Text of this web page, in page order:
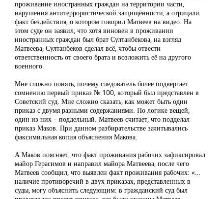
проживание иностранных граждан на территории части,
нарушения антитеррористической защищённости, а отрицали
факт бездействия, о котором говорил Матвеев на видео. На
этом суде он заявил, что хотя виновен в проживании
иностранных граждан был брат Султанбекова, на взгляд
Матвеева, Султанбеков сделал всё, чтобы отвести
ответственность от своего брата и возложить её на другого
военного.
Мне сложно понять, почему следователь более подвергает
сомнению первый приказ № 100, который был представлен в
Советский суд. Мне сложно сказать, как может быть один
приказ с двумя разными содержаниями. По логике вещей,
один из них – поддельный. Матвеев считает, что подделал
приказ Маков. При данном разбирательстве зачитывались
факсимильная копия объяснения Макова.
А Маков поясняет, что факт проживания рабочих зафиксировал
майор Герасимов и направил майора Матвеева, после чего
Матвеев сообщил, что выявлен факт проживания рабочих: «…
наличие противоречий в двух приказах, представленных в
суды, могу объяснить следующим: в гражданский суд был